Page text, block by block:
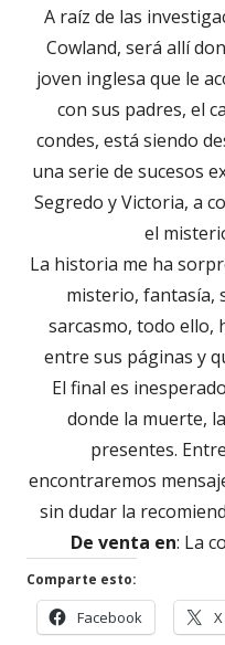
A raíz de las
Cowland, será allí
joven inglesa que le
con sus padres, el
condes, está siendo
una serie de sucesos
Segredo y Victoria, a
el
La historia me ha
misterio, fantasía,
sarcasmo, todo ello,
entre sus páginas y
El final es
donde la muerte,
presentes.
encontraremos
sin dudar la
De venta en: La
Comparte esto:
Facebook X